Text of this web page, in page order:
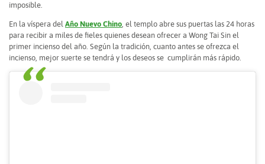
imposible.
En la víspera del Año Nuevo Chino, el templo abre sus puertas las 24 horas
para recibir a miles de fieles quienes desean ofrecer a Wong Tai Sin el
primer incienso del año. Según la tradición, cuanto antes se ofrezca el
incienso, mejor suerte se tendrá y los deseos se cumplirán más rápido.